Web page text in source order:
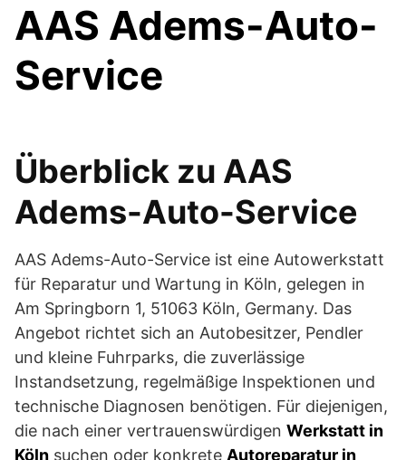
AAS Adems-Auto-
Service
Überblick zu AAS
Adems-Auto-Service
AAS Adems-Auto-Service ist eine Autowerkstatt
für Reparatur und Wartung in Köln, gelegen in
Am Springborn 1, 51063 Köln, Germany. Das
Angebot richtet sich an Autobesitzer, Pendler
und kleine Fuhrparks, die zuverlässige
Instandsetzung, regelmäßige Inspektionen und
technische Diagnosen benötigen. Für diejenigen,
die nach einer vertrauenswürdigen Werkstatt in
Köln suchen oder konkrete Autoreparatur in